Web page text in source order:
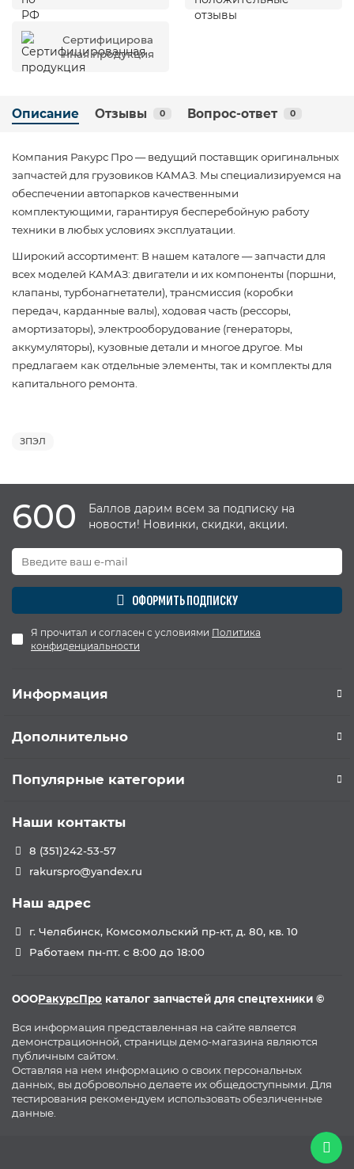
Сертифицирова
нная продукция
Описание Отзывы 0 Вопрос-ответ 0
Компания Ракурс Про — ведущий поставщик оригинальных
запчастей для грузовиков КАМАЗ. Мы специализируемся на
обеспечении автопарков качественными
комплектующими, гарантируя бесперебойную работу
техники в любых условиях эксплуатации.
Широкий ассортимент: В нашем каталоге — запчасти для
всех моделей КАМАЗ: двигатели и их компоненты (поршни,
клапаны, турбонагнетатели), трансмиссия (коробки
передач, карданные валы), ходовая часть (рессоры,
амортизаторы), электрооборудование (генераторы,
аккумуляторы), кузовные детали и многое другое. Мы
предлагаем как отдельные элементы, так и комплекты для
капитального ремонта.
ЗПЭЛ
600
Баллов дарим всем за подписку на
новости! Новинки, скидки, акции.
ОФОРМИТЬ ПОДПИСКУ
Я прочитал и согласен с условиями Политика
конфиденциальности
Информация
Дополнительно
Популярные категории
Наши контакты
8 (351)242-53-57
rakurspro@yandex.ru
Наш адрес
г. Челябинск, Комсомольский пр-кт, д. 80, кв. 10
Работаем пн-пт. с 8:00 до 18:00
ОООРакурсПро каталог запчастей для спецтехники ©
Вся информация представленная на сайте является
демонстрационной, страницы демо-магазина являются
публичным сайтом.
Оставляя на нем информацию о своих персональных
данных, вы добровольно делаете их общедоступными. Для
тестирования рекомендуем использовать обезличенные
данные.